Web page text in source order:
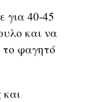
για 40-45
και να
το φαγητό